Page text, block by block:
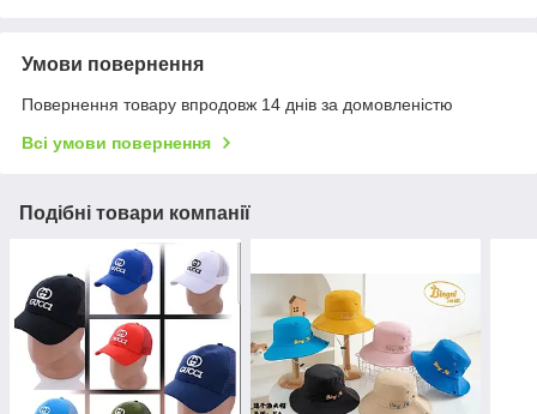
Умови повернення
Повернення товару впродовж 14 днів за домовленістю
Всі умови повернення
Подібні товари компанії